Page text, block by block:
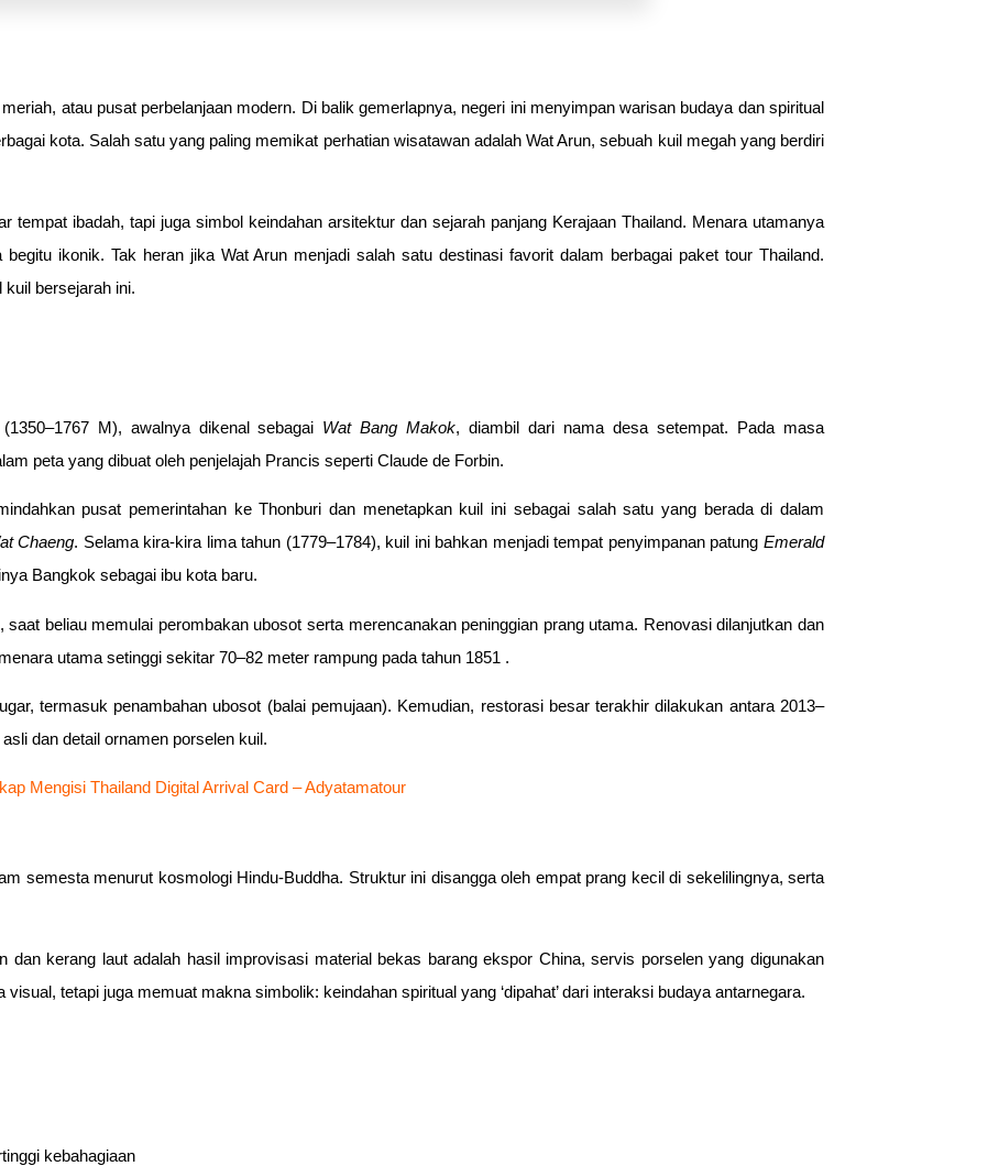
atau pusat perbelanjaan modern. Di balik gemerlapnya, negeri ini menyimpan warisan budaya dan spiritual
kota. Salah satu yang paling memikat perhatian wisatawan adalah Wat Arun, sebuah kuil megah yang berdiri
tempat ibadah, tapi juga simbol keindahan arsitektur dan sejarah panjang Kerajaan Thailand. Menara utamanya
ikonik. Tak heran jika Wat Arun menjadi salah satu destinasi favorit dalam berbagai paket tour Thailand.
kuil bersejarah ini.
M), awalnya dikenal sebagai Wat Bang Makok, diambil dari nama desa setempat. Pada masa
peta yang dibuat oleh penjelajah Prancis seperti Claude de Forbin.
pusat pemerintahan ke Thonburi dan menetapkan kuil ini sebagai salah satu yang berada di dalam
Chaeng. Selama kira-kira lima tahun (1779–1784), kuil ini bahkan menjadi tempat penyimpanan patungEmerald
Bangkok sebagai ibu kota baru.
beliau memulai perombakan ubosot serta merencanakan peninggian prang utama. Renovasi dilanjutkan dan
utama setinggi sekitar 70–82 meter rampung pada tahun 1851 .
termasuk penambahan ubosot (balai pemujaan). Kemudian, restorasi besar terakhir dilakukan antara 2013–
dan detail ornamen porselen kuil.
Mengisi Thailand Digital Arrival Card – Adyatamatour
semesta menurut kosmologi Hindu-Buddha. Struktur ini disangga oleh empat prang kecil di sekelilingnya, serta
kerang laut adalah hasil improvisasi material bekas barang ekspor China, servis porselen yang digunakan
tetapi juga memuat makna simbolik: keindahan spiritual yang ‘dipahat’ dari interaksi budaya antarnegara.
kebahagiaan